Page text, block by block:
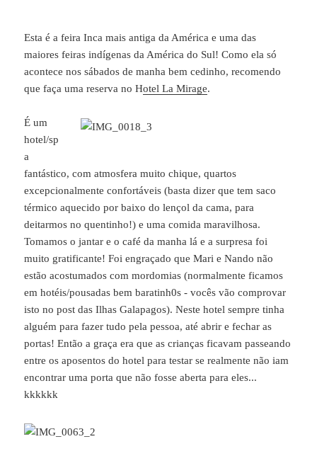
Esta é a feira Inca mais antiga da América e uma das
maiores feiras indígenas da América do Sul! Como ela só
acontece nos sábados de manha bem cedinho, recomendo
que faça uma reserva no Hotel La Mirage.
É um
hotel/sp
a
fantástico, com atmosfera muito chique, quartos
excepcionalmente confortáveis (basta dizer que tem saco
térmico aquecido por baixo do lençol da cama, para
deitarmos no quentinho!) e uma comida maravilhosa.
Tomamos o jantar e o café da manha lá e a surpresa foi
muito gratificante! Foi engraçado que Mari e Nando não
estão acostumados com mordomias (normalmente ficamos
em hotéis/pousadas bem baratinh0s - vocês vão comprovar
isto no post das Ilhas Galapagos). Neste hotel sempre tinha
alguém para fazer tudo pela pessoa, até abrir e fechar as
portas! Então a graça era que as crianças ficavam passeando
entre os aposentos do hotel para testar se realmente não iam
encontrar uma porta que não fosse aberta para eles...
kkkkkk